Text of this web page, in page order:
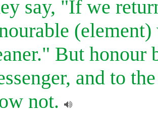
say, "If we
But honour
and to
not.